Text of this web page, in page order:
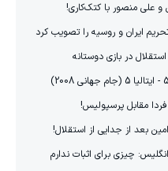
و علی منصور با کتک‌کاری!
ایران و روسیه را تصویب کرد
در بازی دوستانه
مقابل پرسپولیس!
بعد از جدایی از استقلال!
انگلیس: چیزی برای اثبات ندارم